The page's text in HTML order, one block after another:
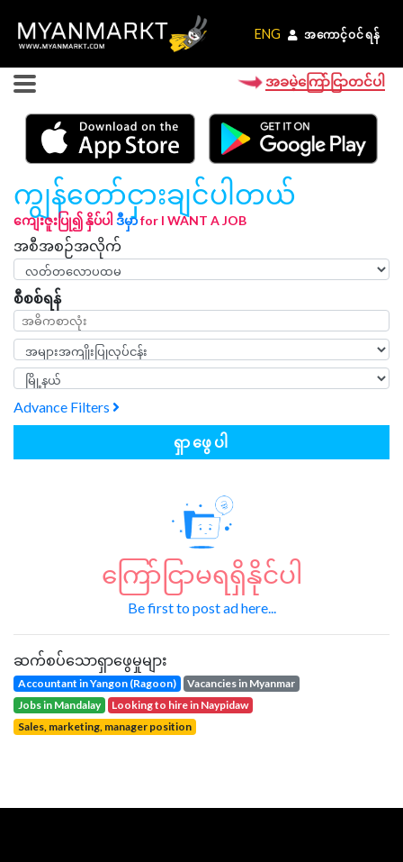
ENG အကောင့်ဝင်ရန်
ENG အကောင့်ဝင်ရန်
အခမဲ့ကြော်ငြာတင်ပါ
ကျွန်တော်ငှားချင်ပါတယ်
ကျေးဇူးပြု၍ နှိပ်ပါ ဒီမှာfor I WANT A JOB
အစီအစဉ်အလိုက်
စီစစ်ရန်
Advance Filters
ရှာဖွေပါ
ကြော်ငြာမရရှိနိုင်ပါ
Be first to post ad here...
ဆက်စပ်သောရှာဖွေမှုများ
Accountant in Yangon (Ragoon)
vacancies in Myanmar
jobs in Mandalay
looking to hire in Naypidaw
sales, marketing, manager position